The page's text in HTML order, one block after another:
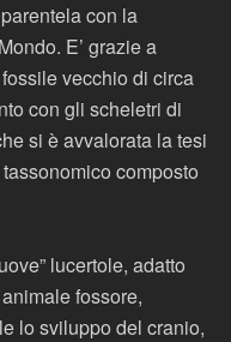
con la
E’ grazie a
vecchio di circa
con gli scheletri di
si è avvalorata la tesi
composto
lucertole, adatto
fossore,
lo sviluppo del cranio,